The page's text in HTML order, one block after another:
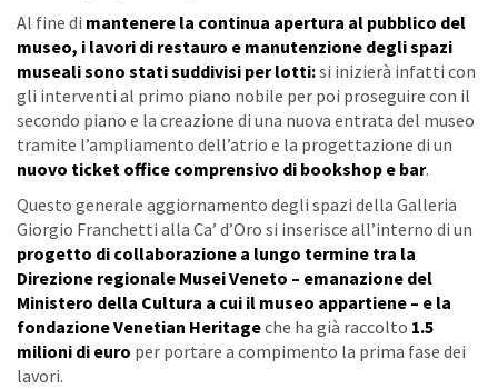
Al fine di mantenere la continua apertura al pubblico del
museo, i lavori di restauro e manutenzione degli spazi
museali sono stati suddivisi per lotti:si inizierà infatti con
gli interventi al primo piano nobile per poi proseguire con il
secondo piano e la creazione di una nuova entrata del museo
tramite l’ampliamento dell’atrio e la progettazione di un
nuovo ticket office comprensivo di bookshop e bar.
Questo generale aggiornamento degli spazi della Galleria
Giorgio Franchetti alla Ca’ d’Oro si inserisce all’interno di un
progetto di collaborazione a lungo termine tra la
Direzione regionale Musei Veneto – emanazione del
Ministero della Cultura a cui il museo appartiene – e la
fondazione Venetian Heritageche ha già raccolto 1.5
milioni di euro per portare a compimento la prima fase dei
lavori.